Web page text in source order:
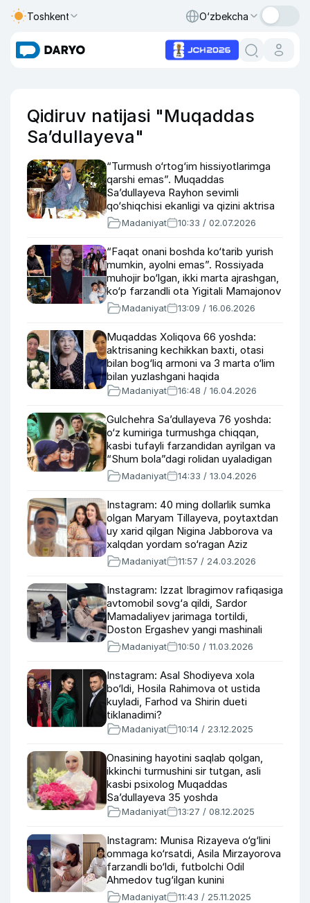
Toshkent O‘zbekcha
Qidiruv natijasi "Muqaddas
Sa’dullayeva"
“Turmush o‘rtog‘im hissiyotlarimga
qarshi emas”. Muqaddas
Sa’dullayeva Rayhon sevimli
qo‘shiqchisi ekanligi va qizini aktrisa
qilish orzusi haqida
Madaniyat 10:33 / 02.07.2026
“Faqat onani boshda ko‘tarib yurish
mumkin, ayolni emas”. Rossiyada
muhojir bo‘lgan, ikki marta ajrashgan,
ko‘p farzandli ota Yigitali Mamajonov
36 yoshda (foto, video)
Madaniyat 13:09 / 16.06.2026
Muqaddas Xoliqova 66 yoshda:
aktrisaning kechikkan baxti, otasi
bilan bog‘liq armoni va 3 marta o‘lim
bilan yuzlashgani haqida
Madaniyat 16:48 / 16.04.2026
Gulchehra Sa’dullayeva 76 yoshda:
o‘z kumiriga turmushga chiqqan,
kasbi tufayli farzandidan ayrilgan va
“Shum bola”dagi rolidan uyaladigan
aktrisa haqida
Madaniyat 14:33 / 13.04.2026
Instagram: 40 ming dollarlik sumka
olgan Maryam Tillayeva, poytaxtdan
uy xarid qilgan Nigina Jabborova va
xalqdan yordam so‘ragan Aziz
Rametov
Madaniyat 11:57 / 24.03.2026
Instagram: Izzat Ibragimov rafiqasiga
avtomobil sovg‘a qildi, Sardor
Mamadaliyev jarimaga tortildi,
Doston Ergashev yangi mashinali
bo‘ldiMadaniyat 10:50 / 11.03.2026
Instagram: Asal Shodiyeva xola
bo‘ldi, Hosila Rahimova ot ustida
kuyladi, Farhod va Shirin dueti
tiklanadimi?
Madaniyat 10:14 / 23.12.2025
Onasining hayotini saqlab qolgan,
ikkinchi turmushini sir tutgan, asli
kasbi psixolog Muqaddas
Sa’dullayeva 35 yoshda
Madaniyat 13:27 / 08.12.2025
Instagram: Munisa Rizayeva o‘g‘lini
ommaga ko‘rsatdi, Asila Mirzayorova
farzandli bo‘ldi, futbolchi Odil
Ahmedov tug‘ilgan kunini
nishonlamoqda
Madaniyat 11:43 / 25.11.2025